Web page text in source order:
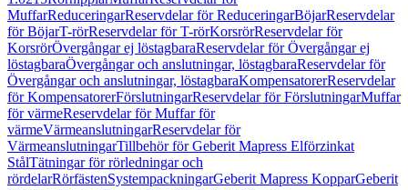
MuffarReduceringarReservdelar för ReduceringarBöjarReservdelar
för BöjarT-rörReservdelar för T-rörKorsrörReservdelar för
KorsrörÖvergångar ej löstagbaraReservdelar för Övergångar ej
löstagbaraÖvergångar och anslutningar, löstagbaraReservdelar för
Övergångar och anslutningar, löstagbaraKompensatorerReservdelar
för KompensatorerFörslutningarReservdelar för FörslutningarMuffar
för värmeReservdelar för Muffar för
värmeVärmeanslutningarReservdelar för
VärmeanslutningarTillbehör för Geberit Mapress Elförzinkat
StålTätningar för rörledningar och
rördelarRörfästenSystempackningarGeberit Mapress KopparGeberit